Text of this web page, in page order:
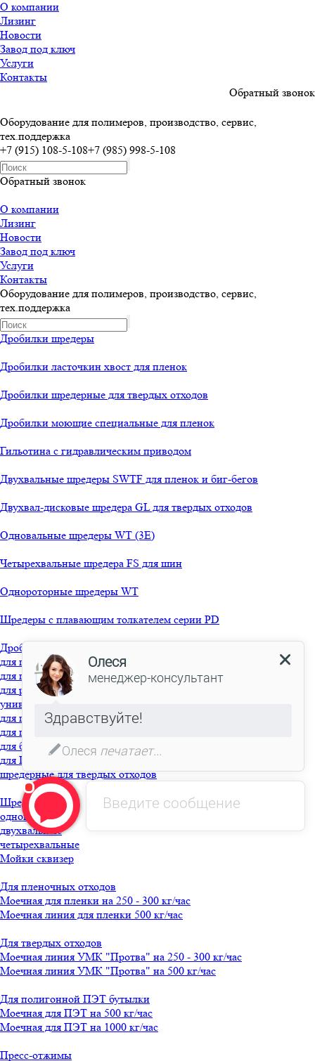
О компании
Лизинг
Новости
Завод под ключ
Услуги
Контакты
Обратный звонок
Оборудование для полимеров, производство, сервис,
тех.поддержка
+7 (915) 108-5-108+7 (985) 998-5-108
Обратный звонок
О компании
Лизинг
Новости
Завод под ключ
Услуги
Контакты
Оборудование для полимеров, производство, сервис,
тех.поддержка
Дробилки шредеры
Дробилки ласточкин хвост для пленок
Дробилки шредерные для твердых отходов
Дробилки моющие специальные для пленок
Гильотина с гидравлическим приводом
Двухвальные шредеры SWTF для пленок и биг-бегов
Двухвал-дисковые шредера GL для твердых отходов
Одновальные шредеры WT (3E)
Четырехвальные шредера FS для шин
Однороторные шредеры WT
Шредеры с плавающим толкателем серии PD
Дробилки
для пластика
для пластиковых бутылок
для резины
универсальные
для полимеров
для пленки
для бумаги
для ПВХ
шредерные для твердых отходов
Шредеры
одновальные
двухвальные
четырехвальные
Мойки сквизер
Для пленочных отходов
Моечная для пленки на 250 - 300 кг/час
Моечная линия для пленки 500 кг/час
Для твердых отходов
Моечная линия УМК "Протва" на 250 - 300 кг/час
Моечная линия УМК "Протва" на 500 кг/час
Для полигонной ПЭТ бутылки
Моечная для ПЭТ на 500 кг/час
Моечная для ПЭТ на 1000 кг/час
Пресс-отжимы
менеджер-консультант
Здравствуйте!
Олесяпечатает...